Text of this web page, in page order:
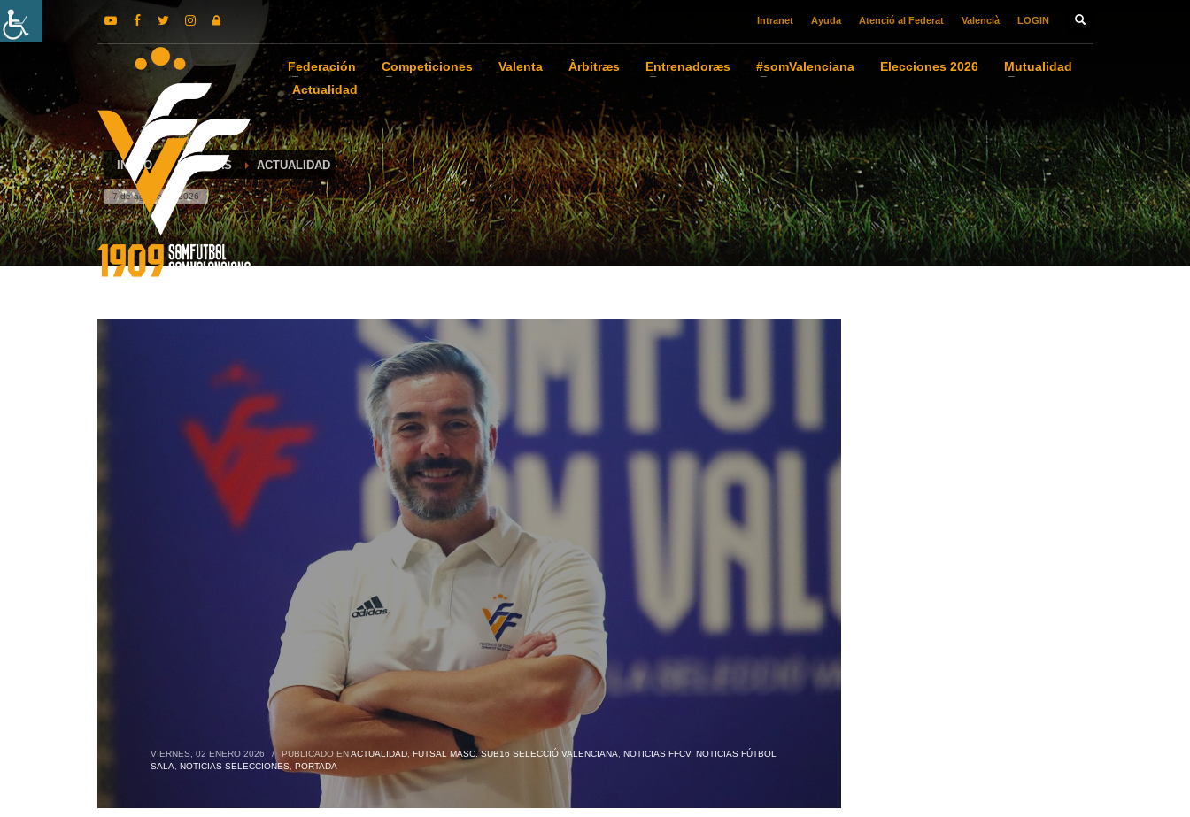
Intranet Ayuda Atenció al Federat Valencià LOGIN
Federación Competiciones Valenta Àrbitræs Entrenadoræs #somValenciana Elecciones 2026
Mutualidad
Actualidad
INICIO NOTICIAS ACTUALIDAD
7 de agosto de 2026
VIERNES, 02 ENERO 2026 / PUBLICADO ENACTUALIDAD, FUTSAL MASC. SUB16 SELECCIÓ VALENCIANA NOTICIAS FFCV, NOTICIAS FÚTBOL
SALA
NOTICIAS SELECCIONES, PORTADA